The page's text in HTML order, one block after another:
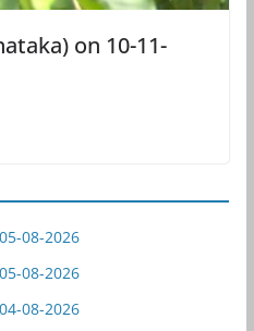
on 10-11-
08-2026
08-2026
08-2026